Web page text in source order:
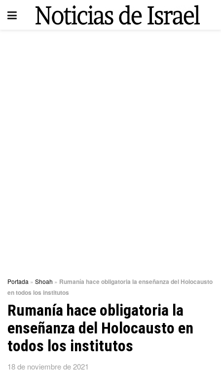
Portada » Shoah » Rumanía hace obligatoria la enseñanza del Holocausto
en todos los institutos
Rumanía hace obligatoria la
enseñanza del Holocausto en
todos los institutos
18 de noviembre de 2021